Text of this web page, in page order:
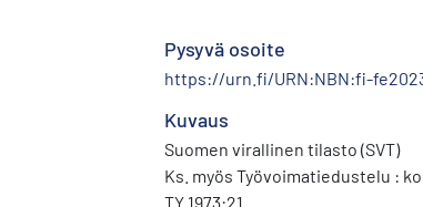
Pysyvä osoite
https://urn.fi/URN:NBN:fi-
Kuvaus
Suomen virallinen tilasto (SVT)
Ks. myös Työvoimatiedustelu :
TY 1973:21